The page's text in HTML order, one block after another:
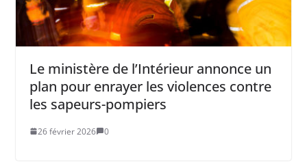
Le ministère de l’Intérieur annonce un
plan pour enrayer les violences contre
les sapeurs-pompiers
26 février 2026 0